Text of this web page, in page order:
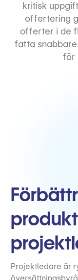
kritisk
offertering
offerter i de
fatta
för
Projektledare är